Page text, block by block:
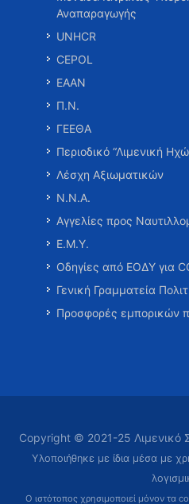
Αναπαραγωγής
UNHCR
CEPOL
ΕΑΑΝ
Π.Ν.
ΓΕΕΘΑ
Περιοδικό “Λιμενική
Λέσχη Αξιωματικών
Ν.Ν.Α.
Αγγελίες προς
Ε.Μ.Υ.
Οδηγίες από ΕΟΔΥ για
Γενική Γραμματεία
Προσφορές εμπορικών
Copyright © 2021-25 Λιμενικό
Υλοποιήθηκε με ίδια μέσα με
Ο ιστότοπος χρησιμοποιεί μόνον τα